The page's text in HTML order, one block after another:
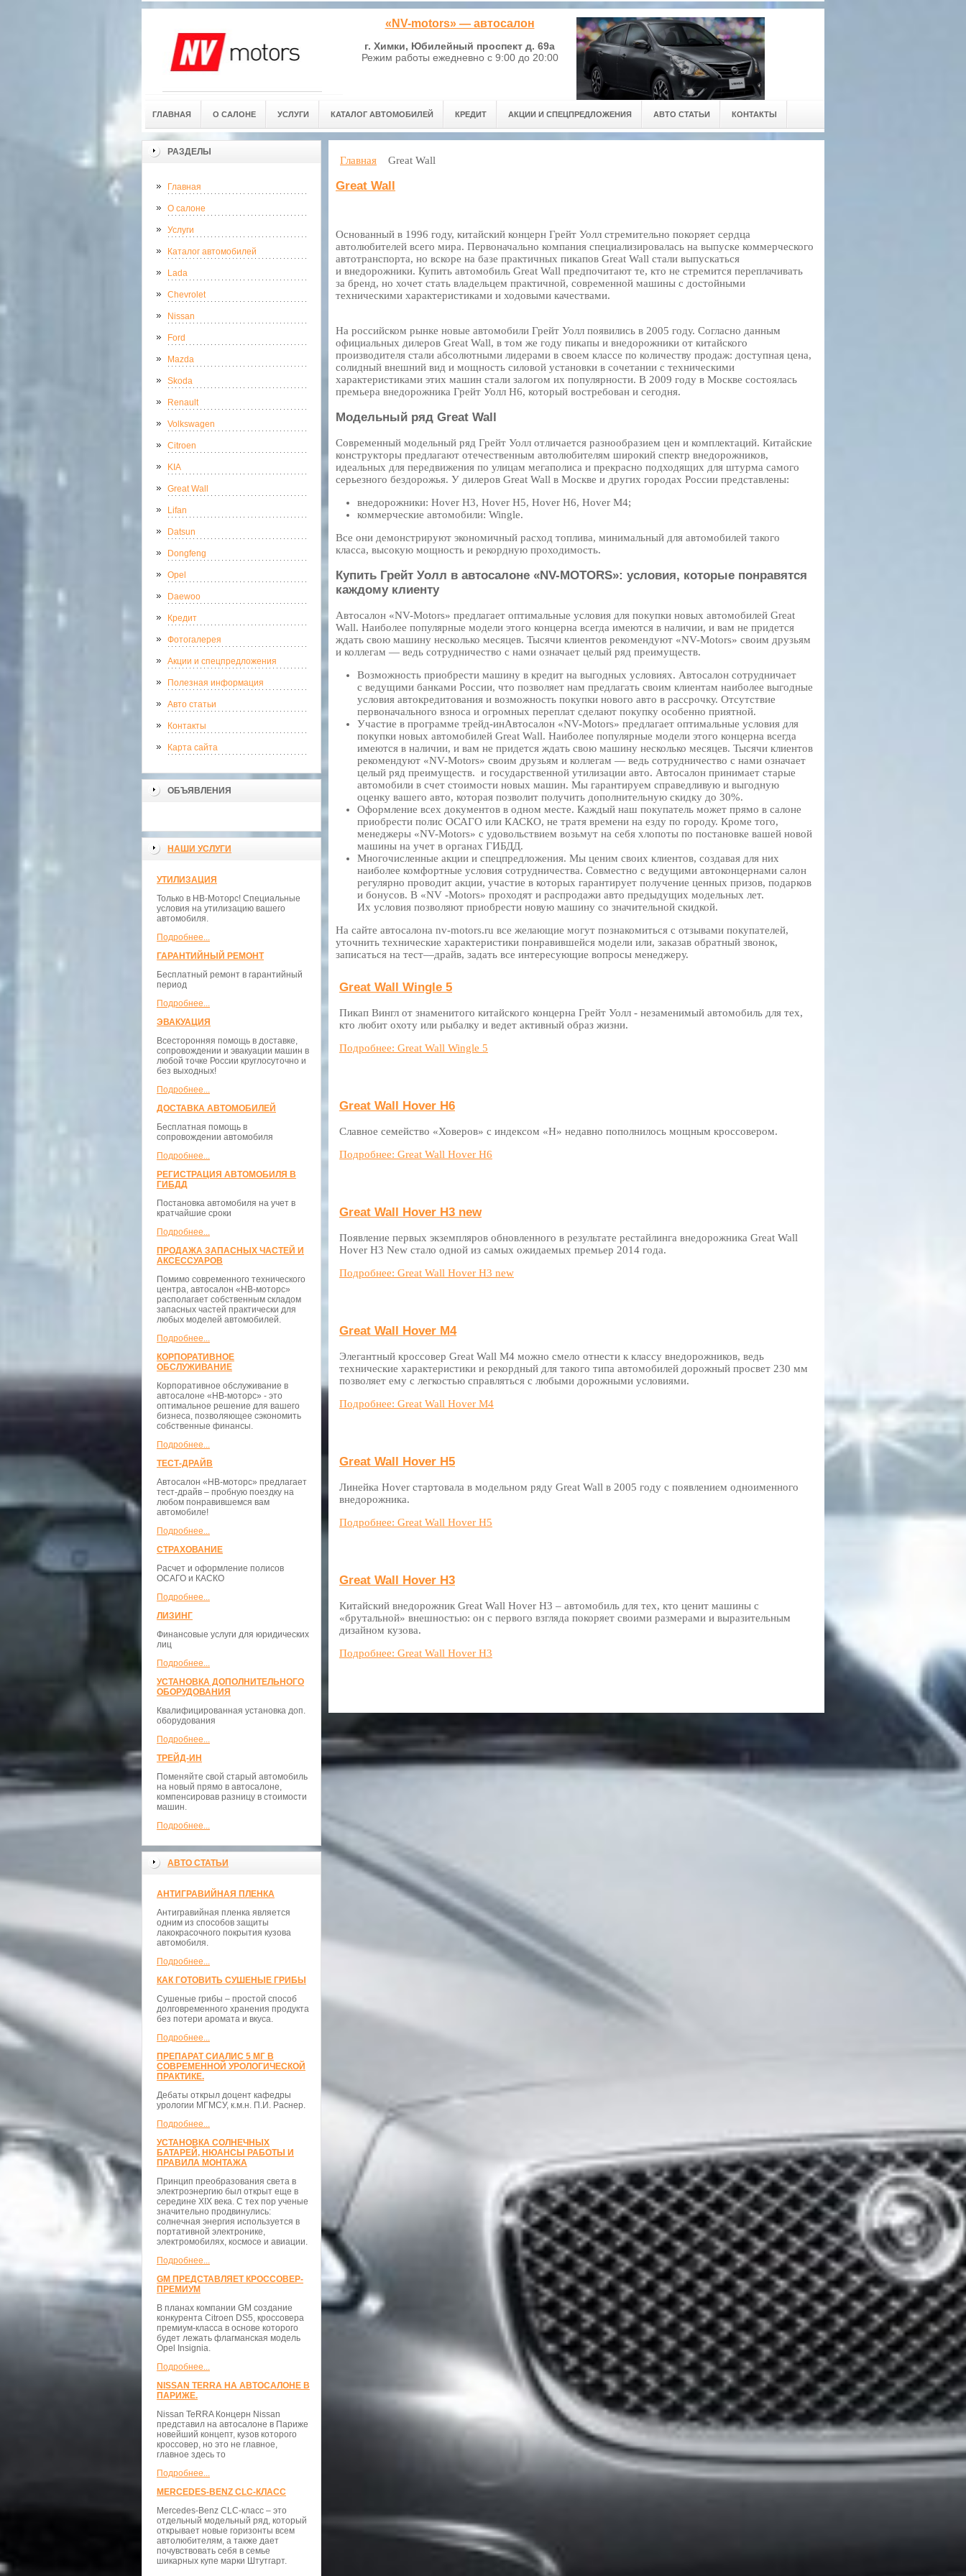
«NV-motors» — автосалон
г. Химки, Юбилейный проспект д. 69а
Режим работы ежедневно с 9:00 до 20:00
ГЛАВНАЯ О САЛОНЕ УСЛУГИ КАТАЛОГ АВТОМОБИЛЕЙ КРЕДИТ АКЦИИ И СПЕЦПРЕДЛОЖЕНИЯ АВТО СТАТЬИ КОНТАКТЫ
РАЗДЕЛЫ
Главная
О салоне
Услуги
Каталог автомобилей
Lada
Chevrolet
Nissan
Ford
Mazda
Skoda
Renault
Volkswagen
Citroen
KIA
Great Wall
Lifan
Datsun
Dongfeng
Opel
Daewoo
Кредит
Фотогалерея
Акции и спецпредложения
Полезная информация
Авто статьи
Контакты
Карта сайта
ОБЪЯВЛЕНИЯ
НАШИ УСЛУГИ
УТИЛИЗАЦИЯ
Только в НВ-Моторс! Специальные
условия на утилизацию вашего
автомобиля.
Подробнее...
ГАРАНТИЙНЫЙ РЕМОНТ
Бесплатный ремонт в гарантийный
период
Подробнее...
ЭВАКУАЦИЯ
Всесторонняя помощь в доставке,
сопровождении и эвакуации машин в
любой точке России круглосуточно и
без выходных!
Подробнее...
ДОСТАВКА АВТОМОБИЛЕЙ
Бесплатная помощь в
сопровождении автомобиля
Подробнее...
РЕГИСТРАЦИЯ АВТОМОБИЛЯ В
ГИБДД
Постановка автомобиля на учет в
кратчайшие сроки
Подробнее...
ПРОДАЖА ЗАПАСНЫХ ЧАСТЕЙ И
АКСЕССУАРОВ
Помимо современного технического
центра, автосалон «НВ-моторс»
располагает собственным складом
запасных частей практически для
любых моделей автомобилей.
Подробнее...
КОРПОРАТИВНОЕ
ОБСЛУЖИВАНИЕ
Корпоративное обслуживание в
автосалоне «НВ-моторс» - это
оптимальное решение для вашего
бизнеса, позволяющее сэкономить
собственные финансы.
Подробнее...
ТЕСТ-ДРАЙВ
Автосалон «НВ-моторс» предлагает
тест-драйв – пробную поездку на
любом понравившемся вам
автомобиле!
Подробнее...
СТРАХОВАНИЕ
Расчет и оформление полисов
ОСАГО и КАСКО
Подробнее...
ЛИЗИНГ
Финансовые услуги для юридических
лиц
Подробнее...
УСТАНОВКА ДОПОЛНИТЕЛЬНОГО
ОБОРУДОВАНИЯ
Квалифицированная установка доп.
оборудования
Подробнее...
ТРЕЙД-ИН
Поменяйте свой старый автомобиль
на новый прямо в автосалоне,
компенсировав разницу в стоимости
машин.
Подробнее...
АВТО СТАТЬИ
АНТИГРАВИЙНАЯ ПЛЕНКА
Антигравийная пленка является
одним из способов защиты
лакокрасочного покрытия кузова
автомобиля.
Подробнее...
КАК ГОТОВИТЬ СУШЕНЫЕ ГРИБЫ
Сушеные грибы – простой способ
долговременного хранения продукта
без потери аромата и вкуса.
Подробнее...
ПРЕПАРАТ СИАЛИС 5 МГ В
СОВРЕМЕННОЙ УРОЛОГИЧЕСКОЙ
ПРАКТИКЕ.
Дебаты открыл доцент кафедры
урологии МГМСУ, к.м.н. П.И. Раснер.
Подробнее...
УСТАНОВКА СОЛНЕЧНЫХ
БАТАРЕЙ, НЮАНСЫ РАБОТЫ И
ПРАВИЛА МОНТАЖА
Принцип преобразования света в
электроэнергию был открыт еще в
середине XIX века. С тех пор ученые
значительно продвинулись:
солнечная энергия используется в
портативной электронике,
электромобилях, космосе и авиации.
Подробнее...
GM ПРЕДСТАВЛЯЕТ КРОССОВЕР-
ПРЕМИУМ
В планах компании GM создание
конкурента Citroen DS5, кроссовера
премиум-класса в основе которого
будет лежать флагманская модель
Opel Insignia.
Подробнее...
NISSAN TERRA НА АВТОСАЛОНЕ В
ПАРИЖЕ.
Nissan TeRRA Концерн Nissan
представил на автосалоне в Париже
новейший концепт, кузов которого
кроссовер, но это не главное,
главное здесь то
Подробнее...
MERCEDES-BENZ CLC-КЛАСС
Mercedes-Benz CLC-класс – это
отдельный модельный ряд, который
открывает новые горизонты всем
автолюбителям, а также дает
почувствовать себя в семье
шикарных купе марки Штутгарт.
Главная Great Wall
Great Wall
Основанный в 1996 году, китайский концерн Грейт Уолл стремительно покоряет сердца
автолюбителей всего мира. Первоначально компания специализировалась на выпуске коммерческого
автотранспорта, но вскоре на базе практичных пикапов Great Wall стали выпускаться
и внедорожники. Купить автомобиль Great Wall предпочитают те, кто не стремится переплачивать
за бренд, но хочет стать владельцем практичной, современной машины с достойными
техническими характеристиками и ходовыми качествами.
На российском рынке новые автомобили Грейт Уолл появились в 2005 году. Согласно данным
официальных дилеров Great Wall, в том же году пикапы и внедорожники от китайского
производителя стали абсолютными лидерами в своем классе по количеству продаж: доступная цена,
солидный внешний вид и мощность силовой установки в сочетании с техническими
характеристиками этих машин стали залогом их популярности. В 2009 году в Москве состоялась
премьера внедорожника Грейт Уолл Н6, который востребован и сегодня.
Модельный ряд Great Wall
Современный модельный ряд Грейт Уолл отличается разнообразием цен и комплектаций. Китайские
конструкторы предлагают отечественным автолюбителям широкий спектр внедорожников,
идеальных для передвижения по улицам мегаполиса и прекрасно подходящих для штурма самого
серьезного бездорожья. У дилеров Great Wall в Москве и других городах России представлены:
внедорожники: Hover H3, Hover H5, Hover H6, Hover M4;
коммерческие автомобили: Wingle.
Все они демонстрируют экономичный расход топлива, минимальный для автомобилей такого
класса, высокую мощность и рекордную проходимость.
Купить Грейт Уолл в автосалоне «NV-MOTORS»: условия, которые понравятся
каждому клиенту
Автосалон «NV-Motors» предлагает оптимальные условия для покупки новых автомобилей Great
Wall. Наиболее популярные модели этого концерна всегда имеются в наличии, и вам не придется
ждать свою машину несколько месяцев. Тысячи клиентов рекомендуют «NV-Motors» своим друзьям
и коллегам — ведь сотрудничество с нами означает целый ряд преимуществ.
Возможность приобрести машину в кредит на выгодных условиях. Автосалон сотрудничает
с ведущими банками России, что позволяет нам предлагать своим клиентам наиболее выгодные
условия автокредитования и возможность покупки нового авто в рассрочку. Отсутствие
первоначального взноса и огромных переплат сделают покупку особенно приятной.
Участие в программе трейд-инАвтосалон «NV-Motors» предлагает оптимальные условия для
покупки новых автомобилей Great Wall. Наиболее популярные модели этого концерна всегда
имеются в наличии, и вам не придется ждать свою машину несколько месяцев. Тысячи клиентов
рекомендуют «NV-Motors» своим друзьям и коллегам — ведь сотрудничество с нами означает
целый ряд преимуществ. и государственной утилизации авто. Автосалон принимает старые
автомобили в счет стоимости новых машин. Мы гарантируем справедливую и выгодную
оценку вашего авто, которая позволит получить дополнительную скидку до 30%.
Оформление всех документов в одном месте. Каждый наш покупатель может прямо в салоне
приобрести полис ОСАГО или КАСКО, не тратя времени на езду по городу. Кроме того,
менеджеры «NV-Motors» с удовольствием возьмут на себя хлопоты по постановке вашей новой
машины на учет в органах ГИБДД.
Многочисленные акции и спецпредложения. Мы ценим своих клиентов, создавая для них
наиболее комфортные условия сотрудничества. Совместно с ведущими автоконцернами салон
регулярно проводит акции, участие в которых гарантирует получение ценных призов, подарков
и бонусов. В «NV -Motors» проходят и распродажи авто предыдущих модельных лет.
Их условия позволяют приобрести новую машину со значительной скидкой.
На сайте автосалона nv-motors.ru все желающие могут познакомиться с отзывами покупателей,
уточнить технические характеристики понравившейся модели или, заказав обратный звонок,
записаться на тест—драйв, задать все интересующие вопросы менеджеру.
Great Wall Wingle 5
Пикап Вингл от знаменитого китайского концерна Грейт Уолл - незаменимый автомобиль для тех,
кто любит охоту или рыбалку и ведет активный образ жизни.
Подробнее: Great Wall Wingle 5
Great Wall Hover H6
Славное семейство «Ховеров» с индексом «H» недавно пополнилось мощным кроссовером.
Подробнее: Great Wall Hover H6
Great Wall Hover H3 new
Появление первых экземпляров обновленного в результате рестайлинга внедорожника Great Wall
Hover H3 New стало одной из самых ожидаемых премьер 2014 года.
Подробнее: Great Wall Hover H3 new
Great Wall Hover M4
Элегантный кроссовер Great Wall M4 можно смело отнести к классу внедорожников, ведь
технические характеристики и рекордный для такого типа автомобилей дорожный просвет 230 мм
позволяет ему с легкостью справляться с любыми дорожными условиями.
Подробнее: Great Wall Hover M4
Great Wall Hover H5
Линейка Hover стартовала в модельном ряду Great Wall в 2005 году с появлением одноименного
внедорожника.
Подробнее: Great Wall Hover H5
Great Wall Hover H3
Китайский внедорожник Great Wall Hover H3 – автомобиль для тех, кто ценит машины с
«брутальной» внешностью: он с первого взгляда покоряет своими размерами и выразительным
дизайном кузова.
Подробнее: Great Wall Hover H3